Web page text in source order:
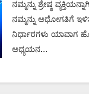
ನಮ್ಮನ್ನು ಶ್ರೇಷ್ಠ
ನಮ್ಮನ್ನು ಅಧೋಗತಿಗೆ
ನಿರ್ಧಾರಗಳು ಯಾವಾಗ
ಅಧ್ಯಯನ…